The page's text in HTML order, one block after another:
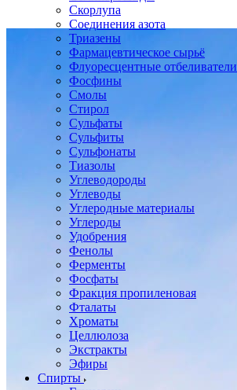
Скорлупа
Соединения азота
Триазены
Фармацевтическое сырьё
Флуоресцентные отбеливатели
Фосфины
Смолы
Стирол
Сульфаты
Сульфиты
Сульфонаты
Тиазолы
Углеводороды
Углеводы
Углеродные материалы
Углероды
Удобрения
Фенолы
Ферменты
Фосфаты
Фракция пропиленовая
Фталаты
Хроматы
Целлюлоза
Экстракты
Эфиры
Спирты